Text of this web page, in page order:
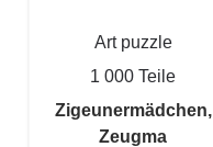
Art puzzle
1 000 Teile
Zigeunermädchen,
Zeugma